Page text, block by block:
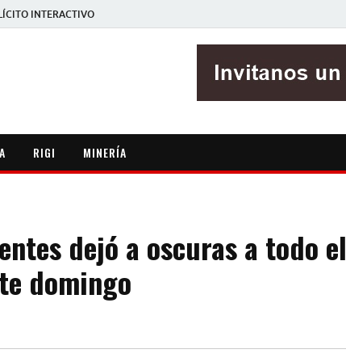
INTERACTIVO
RIGI MINERÍA
dejó a oscuras a todo el
domingo